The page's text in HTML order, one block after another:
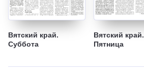
Вятский край.
Суббота
Вятский край.
Пятница